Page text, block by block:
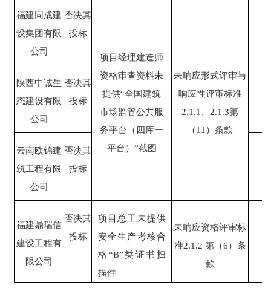
福建同成建
设集团有限
公司
否决其
投标
项目经理建造师
资格审查资料未
提供“全国建筑
市场监管公共服
务平台（四库一
平台）”截图
未响应形式评审与
响应性评审标准
2.1.1、2.1.3第
（11）条款
陕西中诚生
态建设有限
公司
否决其
投标
云南欧锦建
筑工程有限
公司
否决其
投标
福建鼎瑞信
建设工程有
限公司
否决其
投标
项目总工未提供
安全生产考核合
格 “B”类证书扫
描件
未响应资格评审标
准2.1.2 第（6）条
款